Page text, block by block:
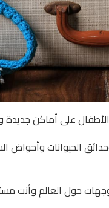
الأطفال على أماكن
الحيوانات وأحواض
حول العالم وأنت